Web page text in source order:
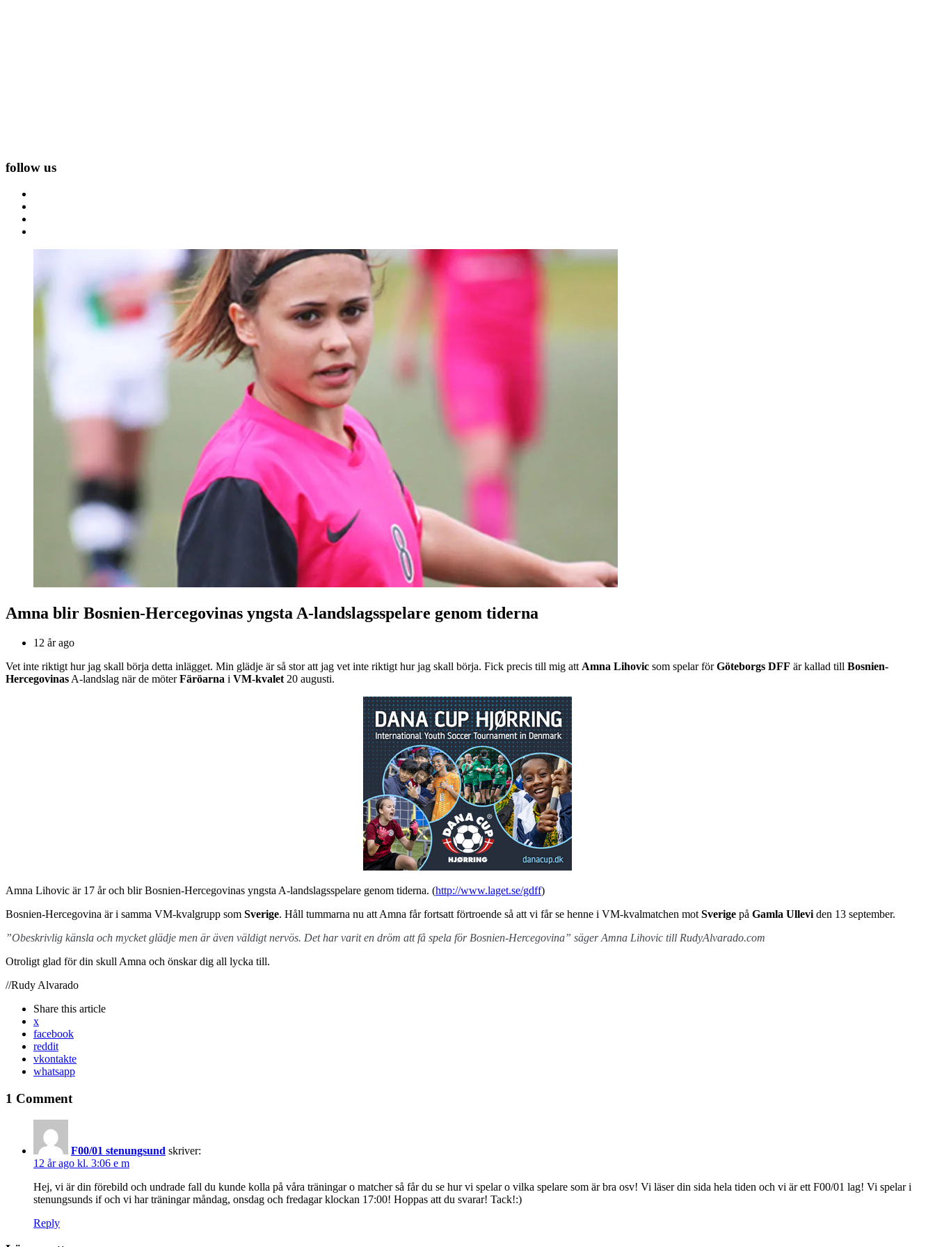
follow us
Amna blir Bosnien-Hercegovinas yngsta A-landslagsspelare genom tiderna
12 år ago
Vet inte riktigt hur jag skall börja detta inlägget. Min glädje är så stor att jag vet inte riktigt hur jag skall börja. Fick precis till mig att Amna Lihovic som spelar förGöteborgs DFF är kallad till Bosnien-
Hercegovinas A-landslag när de möterFäröarna i VM-kvalet 20 augusti.
Amna Lihovic är 17 år och blir Bosnien-Hercegovinas yngsta A-landslagsspelare genom tiderna. (http://www.laget.se/gdff)
Bosnien-Hercegovina är i samma VM-kvalgrupp som Sverige. Håll tummarna nu att Amna får fortsatt förtroende så att vi får se henne i VM-kvalmatchen mot Sverige på Gamla Ullevi den 13 september.
”Obeskrivlig känsla och mycket glädje men är även väldigt nervös. Det har varit en dröm att få spela för Bosnien-Hercegovina” säger Amna Lihovic till RudyAlvarado.com
Otroligt glad för din skull Amna och önskar dig all lycka till.
//Rudy Alvarado
Share this article
x
facebook
reddit
vkontakte
whatsapp
1 Comment
F00/01 stenungsund skriver:
12 år ago kl. 3:06 e m
Hej, vi är din förebild och undrade fall du kunde kolla på våra träningar o matcher så får du se hur vi spelar o vilka spelare som är bra osv! Vi läser din sida hela tiden och vi är ett F00/01 lag! Vi spelar i
stenungsunds if och vi har träningar måndag, onsdag och fredagar klockan 17:00! Hoppas att du svarar! Tack!:)
Reply